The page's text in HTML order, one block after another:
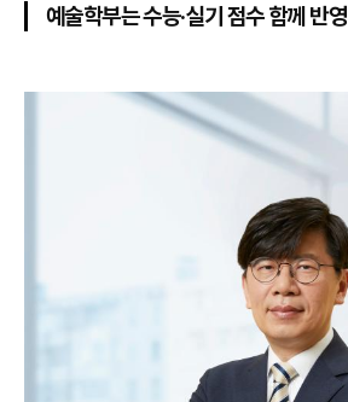
예술학부는 수능·실기 점수 함께 반영